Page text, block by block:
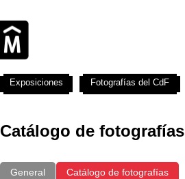
Catálogo de fotografías
General Catálogo de fotografías
Exposiciones Fotografías del CdF